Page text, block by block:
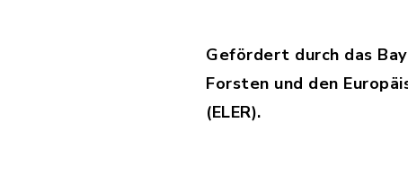
Gefördert durch das
Forsten und den
(ELER).